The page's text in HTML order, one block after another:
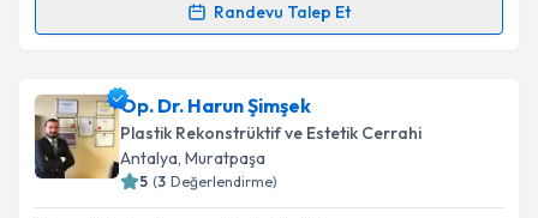
Takvim Talebini Gönder
Randevu Talep Et
Randevu Takvimi Talebi
Op. Dr. Onur Seriniçin randevu takvimi talebi
oluşturun. Size bu uzmandan randevu almanız için bir
takvim hazırlandığında e-posta ile bilgilendireceğiz.
Op. Dr. Harun Şimşek
Plastik Rekonstrüktif ve Estetik Cerrahi
Antalya, Muratpaşa
5 (3 Değerlendirme)